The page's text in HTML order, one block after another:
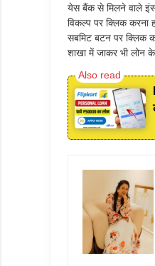
येस बैंक से मिलने वाले
विकल्प पर क्लिक करना
सबमिट बटन पर क्लिक
शाखा में जाकर भी